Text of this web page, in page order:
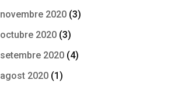
novembre 2020 (3)
octubre 2020 (3)
setembre 2020 (4)
agost 2020 (1)